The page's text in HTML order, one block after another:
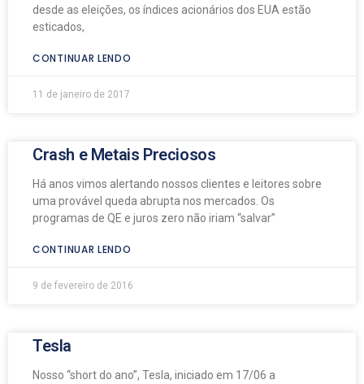
desde as eleições, os índices acionários dos EUA estão
esticados,
CONTINUAR LENDO
11 de janeiro de 2017
Crash e Metais Preciosos
Há anos vimos alertando nossos clientes e leitores sobre
uma provável queda abrupta nos mercados. Os
programas de QE e juros zero não iriam “salvar”
CONTINUAR LENDO
9 de fevereiro de 2016
Tesla
Nosso “short do ano”, Tesla, iniciado em 17/06 a